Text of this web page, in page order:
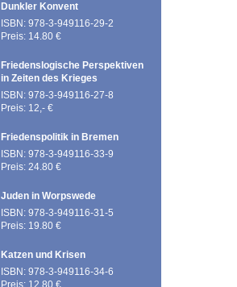
Dunkler Konvent
ISBN: 978-3-949116-29-2
Preis: 14.80 €
Friedenslogische Perspektiven
in Zeiten des Krieges
ISBN: 978-3-949116-27-8
Preis: 12,- €
Friedenspolitik in Bremen
ISBN: 978-3-949116-33-9
Preis: 24.80 €
Juden in Worpswede
ISBN: 978-3-949116-31-5
Preis: 19.80 €
Katzen und Krisen
ISBN: 978-3-949116-34-6
Preis: 12.80 €